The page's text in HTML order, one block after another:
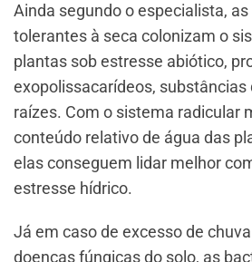
Ainda segundo o especialista,
tolerantes à seca colonizam o
plantas sob estresse abiótico,
exopolissacarídeos,
raízes. Com o sistema radicular
conteúdo relativo de água das
elas conseguem lidar melhor
estresse hídrico.
Já em caso de excesso de
doenças fúngicas do solo, as